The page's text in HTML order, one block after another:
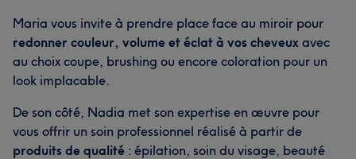
Maria vous invite à prendre place face au miroir pour
redonner couleur, volume et éclat à vos cheveux avec
au choix coupe, brushing ou encore coloration pour un
look implacable.
De son côté, Nadia met son expertise en œuvre pour
vous offrir un soin professionnel réalisé à partir de
produits de qualité : épilation, soin du visage, beauté